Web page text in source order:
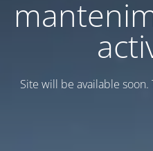
Site will be available soon.